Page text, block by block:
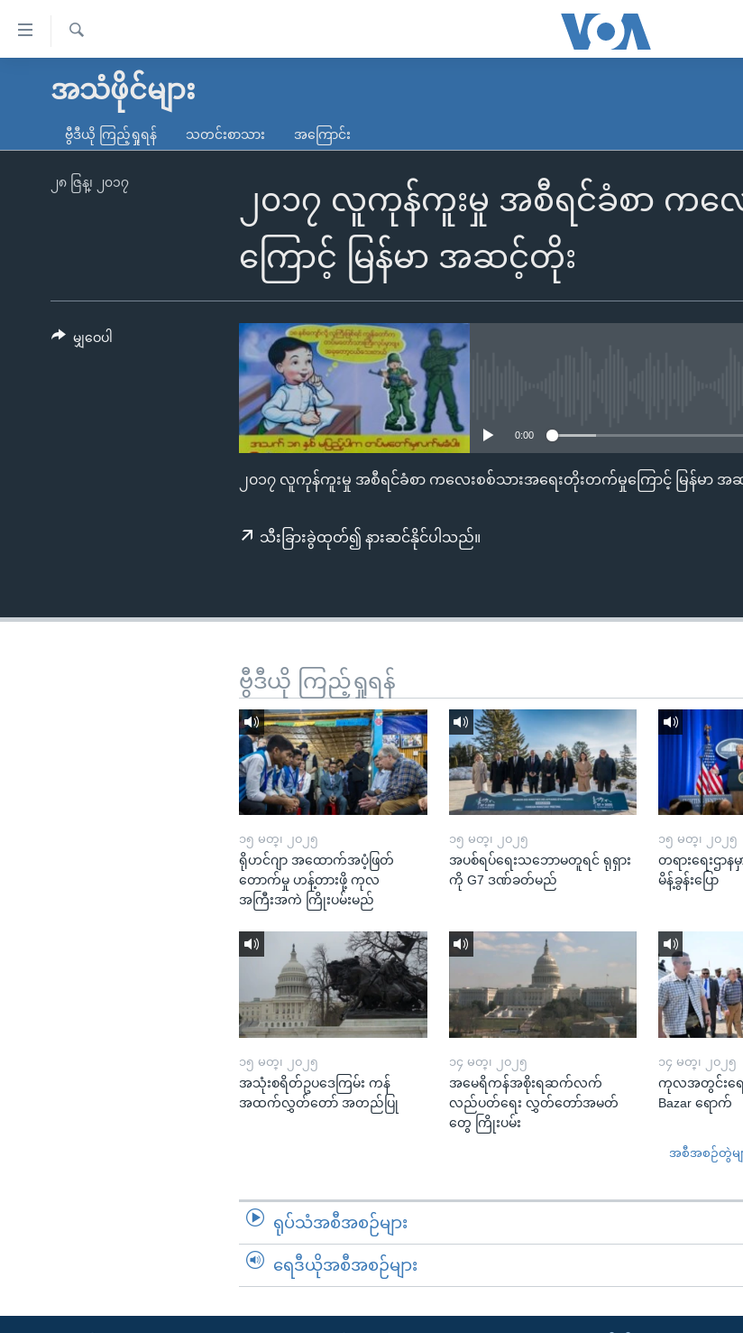
လွယ်ကူ
သည့်
မူလစာမျက်နှာ
ကမ္ဘာ့သတင်းများ
နိုင်ငံတကာ
မကြေးမုံရဲ့ အင်္ဂလိပ်စာ
ရေဒီယို
ရေဒီယိုနှင့်ရုပ်သံ အချက်အလက်များ
ရ
အသံဖိုင်များ
ဗွီဒီယို ကြည့်ရှုရန် သတင်းစာသား အကြောင်း
၂၀၁၇ လူကုန်ကူးမှု အစီရင်ခံစာ ကလ
ကြောင့် မြန်မာ အဆင့်တိုး
၂၈ ဇြန္၊ ၂၀၁၇
0:00
၂၀၁၇ လူကုန်ကူးမှု အစီရင်ခံစာ ကလေးစစ်သားအရေးတိုးတက်မှုကြောင့် မြန်မာ အ
သီးခြားခွဲထုတ်၍ နားဆင်နိုင်ပါသည်။
မျှဝေပါ
ဗွီဒီယို ကြည့်ရှုရန်
၁၅ မတ္၊ ၂၀၂၅
ရိုဟင်ဂျာ အထောက်အပံ့ဖြတ်
တောက်မှု ဟန့်တားဖို့ ကုလ
အကြီးအကဲ ကြိုးပမ်းမည်
၁၅ မတ္၊ ၂၀၂၅
အပစ်ရပ်ရေးသဘောမတူရင် ရုရှား
ကို G7 ဒဏ်ခတ်မည်
၁၅ မတ္၊ ၂၀၂၅
တရားရေးဌာန
မိန့်ခွန်းပြော
၁၅ မတ္၊ ၂၀၂၅
အသုံးစရိတ်ဥပဒေကြမ်း ကန်
အထက်လွှတ်တော် အတည်ပြု
၁၄ မတ္၊ ၂၀၂၅
အမေရိကန်အစိုးရဆက်လက်
လည်ပတ်ရေး လွှတ်တော်အမတ်
တွေ ကြိုးပမ်း
၁၄ မတ္၊ ၂၀၂၅
ကုလအတွင်းရေး
Bazar ရောက်
အစီအစဉ်တွဲမျ
ရုပ်သံအစီအစဉ်များ
ရေဒီယိုအစီအစဉ်များ